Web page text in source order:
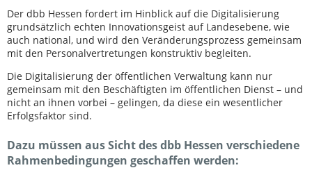
Der dbb Hessen fordert im Hinblick auf die Digitalisierung
grundsätzlich echten Innovationsgeist auf Landesebene, wie
auch national, und wird den Veränderungsprozess gemeinsam
mit den Personalvertretungen konstruktiv begleiten.
Die Digitalisierung der öffentlichen Verwaltung kann nur
gemeinsam mit den Beschäftigten im öffentlichen Dienst – und
nicht an ihnen vorbei – gelingen, da diese ein wesentlicher
Erfolgsfaktor sind.
Dazu müssen aus Sicht des dbb Hessen verschiedene
Rahmenbedingungen geschaffen werden: